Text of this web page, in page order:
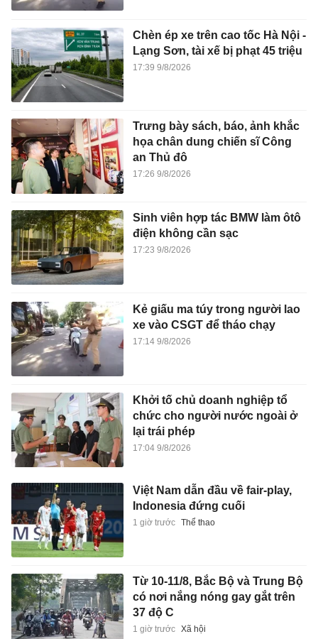
Chèn ép xe trên cao tốc Hà Nội -
Lạng Sơn, tài xế bị phạt 45 triệu
17:39 9/8/2026
Trưng bày sách, báo, ảnh khắc
họa chân dung chiến sĩ Công
an Thủ đô
17:26 9/8/2026
Sinh viên hợp tác BMW làm ôtô
điện không cần sạc
17:23 9/8/2026
Kẻ giấu ma túy trong người lao
xe vào CSGT để tháo chạy
17:14 9/8/2026
Khởi tố chủ doanh nghiệp tổ
chức cho người nước ngoài ở
lại trái phép
17:04 9/8/2026
Việt Nam dẫn đầu về fair-play,
Indonesia đứng cuối
1 giờ trước Thể thao
Từ 10-11/8, Bắc Bộ và Trung Bộ
có nơi nắng nóng gay gắt trên
37 độ C
1 giờ trước Xã hội